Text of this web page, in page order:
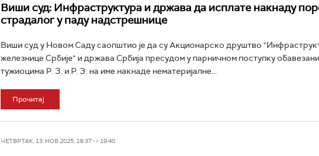
Виши суд: Инфраструктура и држава да исплате накнаду
страдалог у паду надстрешнице
Виши суд у Новом Саду саопштио је да су Акционарско друштво
железнице Србије" и држава Србија пресудом у парничном поступку
тужиоцима Р. З. и Р. З. на име накнаде нематеријалне...
Прочитај
ЧЕТВРТАК, 13. НОВ 2025, 18:37 -> 19:40